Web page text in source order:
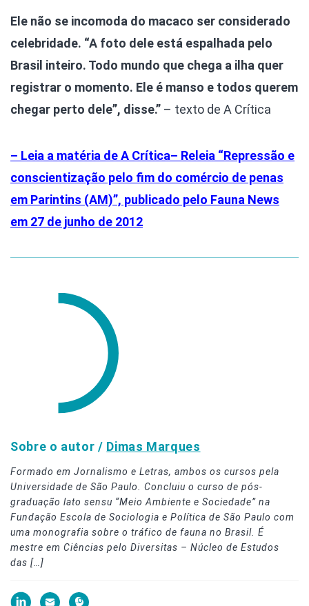
Ele não se incomoda do macaco ser considerado
celebridade. “A foto dele está espalhada pelo
Brasil inteiro. Todo mundo que chega a ilha quer
registrar o momento. Ele é manso e todos querem
chegar perto dele”, disse.” – texto de A Crítica
– Leia a matéria de A Crítica– Releia “Repressão e
conscientização pelo fim do comércio de penas
em Parintins (AM)”, publicado pelo Fauna News
em 27 de junho de 2012
Sobre o autor / Dimas Marques
Formado em Jornalismo e Letras, ambos os cursos pela
Universidade de São Paulo. Concluiu o curso de pós-
graduação lato sensu “Meio Ambiente e Sociedade” na
Fundação Escola de Sociologia e Política de São Paulo com
uma monografia sobre o tráfico de fauna no Brasil. É
mestre em Ciências pelo Diversitas – Núcleo de Estudos
das […]